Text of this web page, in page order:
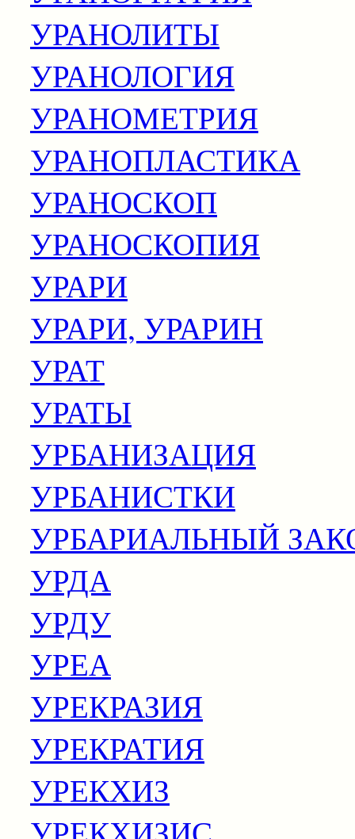
УРАНОЛИТЫ
УРАНОЛОГИЯ
УРАНОМЕТРИЯ
УРАНОПЛАСТИКА
УРАНОСКОП
УРАНОСКОПИЯ
УРАРИ
УРАРИ, УРАРИН
УРАТ
УРАТЫ
УРБАНИЗАЦИЯ
УРБАНИСТКИ
УРБАРИАЛЬНЫЙ
УРДА
УРДУ
УРЕА
УРЕКРАЗИЯ
УРЕКРАТИЯ
УРЕКХИЗ